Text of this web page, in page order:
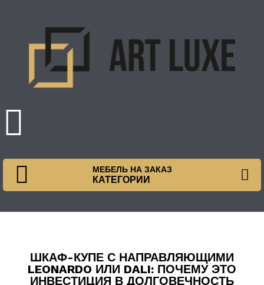
МЕБЕЛЬ НА ЗАКАЗ
КАТЕГОРИИ
ШКАФ-КУПЕ С НАПРАВЛЯЮЩИМИ
LEONARDO ИЛИ DALI: ПОЧЕМУ ЭТО
ИНВЕСТИЦИЯ В ДОЛГОВЕЧНОСТЬ